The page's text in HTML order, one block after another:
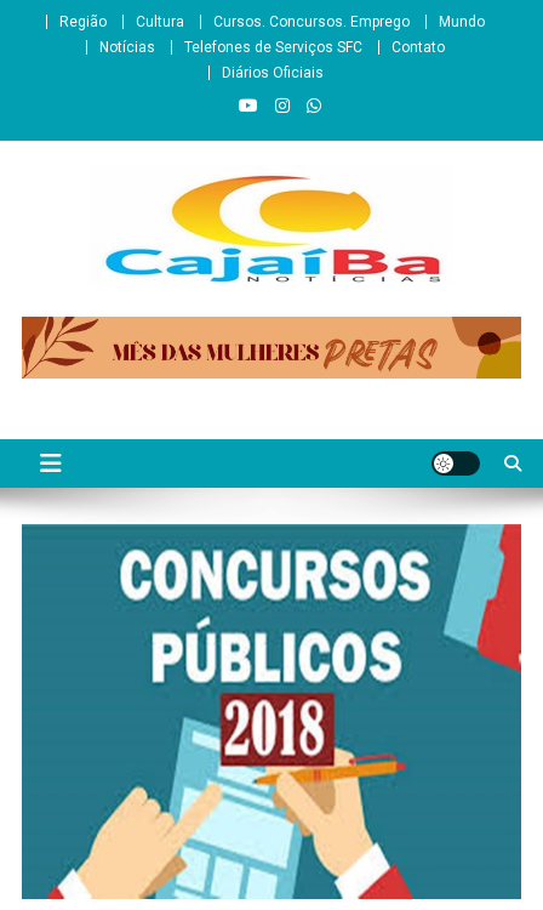
Região Cultura Cursos. Concursos. Emprego
Mundo
Notícias
Telefones de Serviços SFC
Contato
Diários Oficiais
CajaíbaNotícias